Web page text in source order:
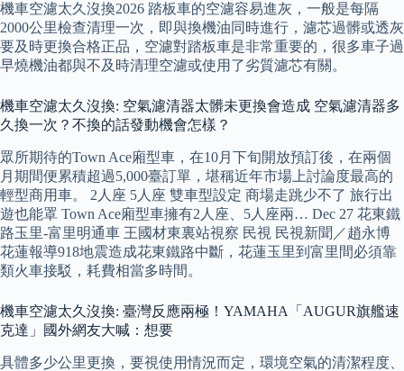
機車空濾太久沒換2026 踏板車的空濾容易進灰，一般是每隔
2000公里檢查清理一次，即與換機油同時進行，濾芯過髒或透灰
要及時更換合格正品，空濾對踏板車是非常重要的，很多車子過
早燒機油都與不及時清理空濾或使用了劣質濾芯有關。
機車空濾太久沒換: 空氣濾清器太髒未更換會造成 空氣濾清器多
久換一次？不換的話發動機會怎樣？
眾所期待的Town Ace廂型車，在10月下旬開放預訂後，在兩個
月期間便累積超過5,000臺訂單，堪稱近年市場上討論度最高的
輕型商用車。 2人座 5人座 雙車型設定 商場走跳少不了 旅行出
遊也能罩 Town Ace廂型車擁有2人座、5人座兩… Dec 27 花東鐵
路玉里-富里明通車 王國材東裏站視察 民視 民視新聞／趙永博
花蓮報導918地震造成花東鐵路中斷，花蓮玉里到富里間必須靠
類火車接駁，耗費相當多時間。
機車空濾太久沒換: 臺灣反應兩極！YAMAHA「AUGUR旗艦速
克達」國外網友大喊：想要
具體多少公里更換，要視使用情況而定，環境空氣的清潔程度、